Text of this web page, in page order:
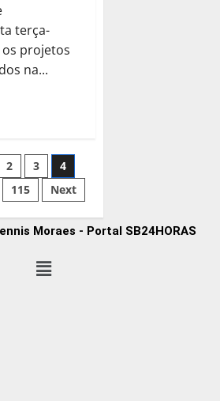
terça-
projetos
na...
2 3
4
115 Next
Moraes - Portal SB24HORAS